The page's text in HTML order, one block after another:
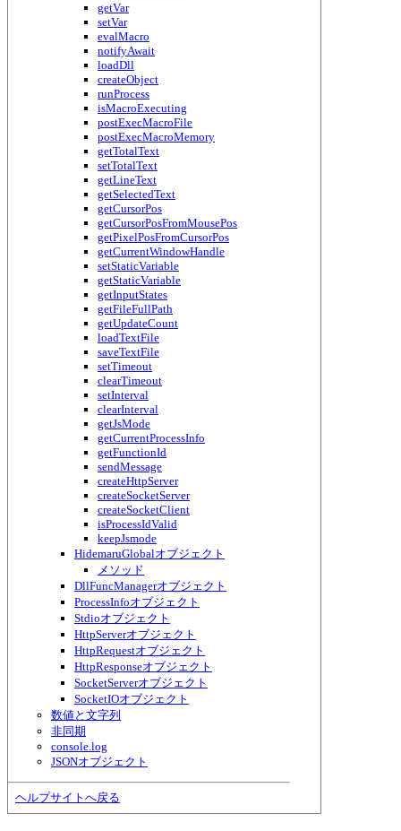
getVar
setVar
evalMacro
notifyAwait
loadDll
createObject
runProcess
isMacroExecuting
postExecMacroFile
postExecMacroMemory
getTotalText
setTotalText
getLineText
getSelectedText
getCursorPos
getCursorPosFromMousePos
getPixelPosFromCursorPos
getCurrentWindowHandle
setStaticVariable
getStaticVariable
getInputStates
getFileFullPath
getUpdateCount
loadTextFile
saveTextFile
setTimeout
clearTimeout
setInterval
clearInterval
getJsMode
getCurrentProcessInfo
getFunctionId
sendMessage
createHttpServer
createSocketServer
createSocketClient
isProcessIdValid
keepJsmode
HidemaruGlobalオブジェクト
メソッド
DllFuncManagerオブジェクト
ProcessInfoオブジェクト
Stdioオブジェクト
HttpServerオブジェクト
HttpRequestオブジェクト
HttpResponseオブジェクト
SocketServerオブジェクト
SocketIOオブジェクト
数値と文字列
非同期
console.log
JSONオブジェクト
ヘルプサイトへ戻る